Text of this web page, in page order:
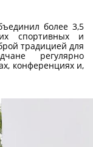
более 3,5
спортивных и
традицией для
регулярно
конференциях и,